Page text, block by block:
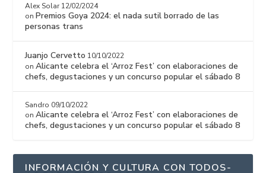
Alex Solar 12/02/2024
on Premios Goya 2024: el nada sutil borrado de las
personas trans
Juanjo Cervetto 10/10/2022
onAlicante celebra el ‘Arroz Fest’ con elaboraciones de
chefs, degustaciones y un concurso popular el sábado 8
Sandro 09/10/2022
onAlicante celebra el ‘Arroz Fest’ con elaboraciones de
chefs, degustaciones y un concurso popular el sábado 8
INFORMACIÓN Y CULTURA CON TODOS-